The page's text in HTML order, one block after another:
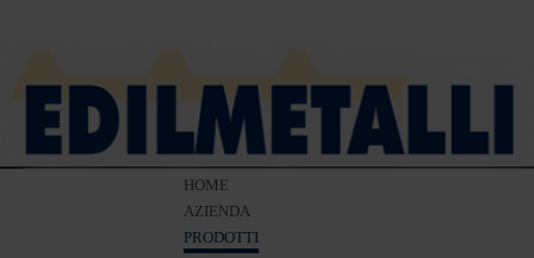
HOME
AZIENDA
PRODOTTI